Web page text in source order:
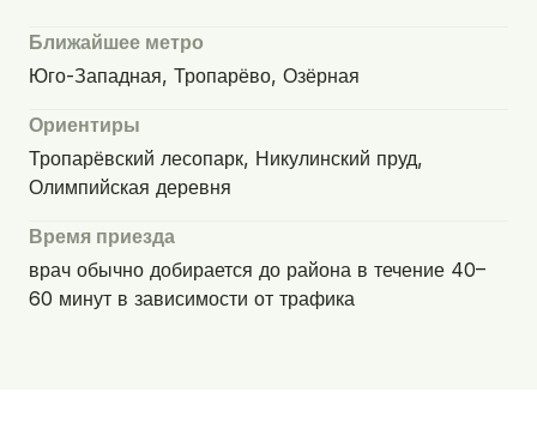
Ближайшее метро
Юго-Западная, Тропарёво, Озёрная
Ориентиры
Тропарёвский лесопарк, Никулинский пруд,
Олимпийская деревня
Время приезда
врач обычно добирается до района в течение 40–
60 минут в зависимости от трафика